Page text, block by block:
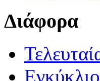
Διάφορα